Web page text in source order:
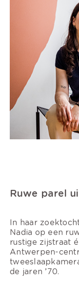
Ruwe parel
In haar
Nadia op een
rustige zijstraat
Antwerpen-
de jaren ’70.